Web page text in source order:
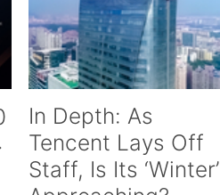
In Depth: As
Tencent Lays Off
Staff, Is Its ‘Winter’